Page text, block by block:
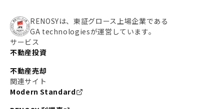
RENOSYは、東証グロース上場企業である
GA technologiesが運営しています。
サービス
不動産投資
不動産売却
関連サイト
Modern Standard